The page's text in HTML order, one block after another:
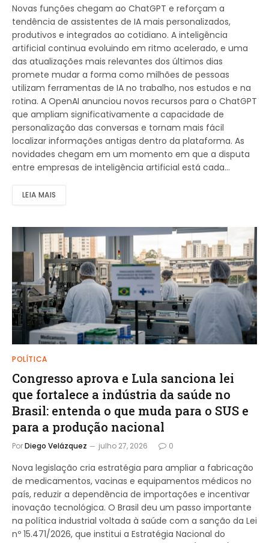
Novas funções chegam ao ChatGPT e reforçam a
tendência de assistentes de IA mais personalizados,
produtivos e integrados ao cotidiano. A inteligência
artificial continua evoluindo em ritmo acelerado, e uma
das atualizações mais relevantes dos últimos dias
promete mudar a forma como milhões de pessoas
utilizam ferramentas de IA no trabalho, nos estudos e na
rotina. A OpenAI anunciou novos recursos para o ChatGPT
que ampliam significativamente a capacidade de
personalização das conversas e tornam mais fácil
localizar informações antigas dentro da plataforma. As
novidades chegam em um momento em que a disputa
entre empresas de inteligência artificial está cada…
LEIA MAIS
POLÍTICA
Congresso aprova e Lula sanciona lei
que fortalece a indústria da saúde no
Brasil: entenda o que muda para o SUS e
para a produção nacional
PorDiego Velázquez julho 27, 2026 0
Nova legislação cria estratégia para ampliar a fabricação
de medicamentos, vacinas e equipamentos médicos no
país, reduzir a dependência de importações e incentivar
inovação tecnológica. O Brasil deu um passo importante
na política industrial voltada à saúde com a sanção da Lei
nº 15.471/2026, que institui a Estratégia Nacional do